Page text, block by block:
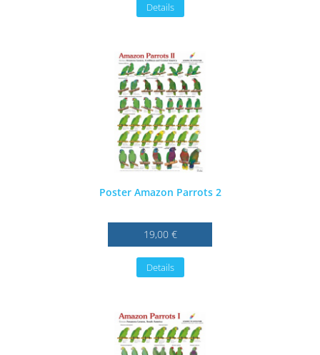
Details
Poster Amazon Parrots 2
19,00 €
Details